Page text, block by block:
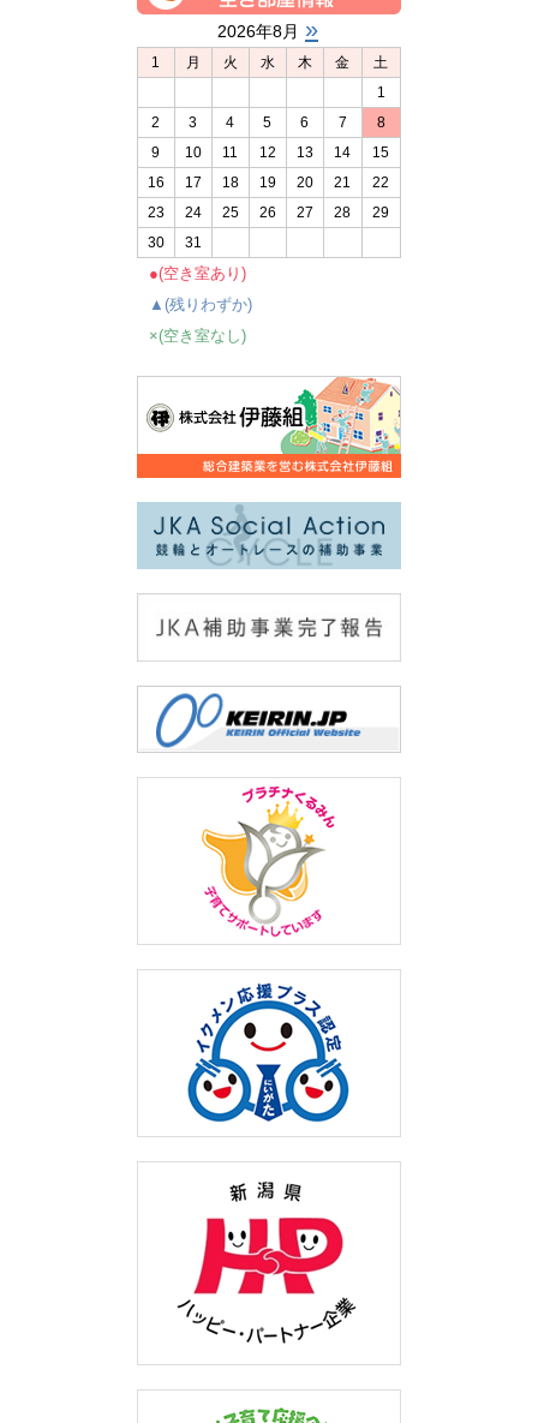
2026年8月 »
1 月 火 水 木 金
土
1
2
3 4 5 6 7
8
9
10 11 12 13 14
15
16
17 18 19 20 21
22
23
24 25 26 27 28
29
30
31
●(空き室あり)
▲(残りわずか)
×(空き室なし)